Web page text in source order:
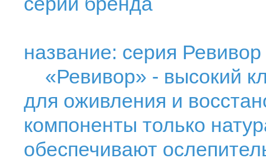
название: серия Ревивор
«Ревивор» - высокий
для оживления и
компоненты только
обеспечивают